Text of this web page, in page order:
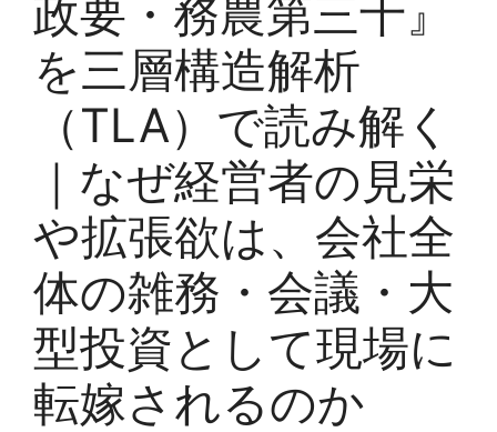
政要・務農第三十』
を三層構造解析
（TLA）で読み解く
｜なぜ経営者の見栄
や拡張欲は、会社全
体の雑務・会議・大
型投資として現場に
転嫁されるのか